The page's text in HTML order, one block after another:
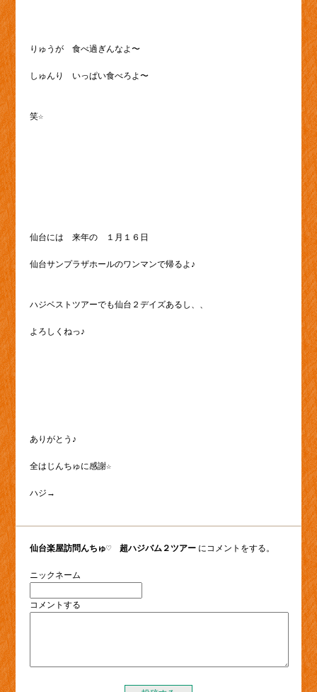
りゅうが 食べ過ぎんなよ〜
しゅんり いっぱい食べろよ〜
笑☆
仙台には 来年の １月１６日
仙台サンプラザホールのワンマンで帰るよ♪
ハジベストツアーでも仙台２デイズあるし、、
よろしくねっ♪
ありがとう♪
全はじんちゅに感謝☆
ハジ→
仙台楽屋訪問んちゅ♡ 超ハジバム２ツアー にコメントをする。
ニックネーム
コメントする